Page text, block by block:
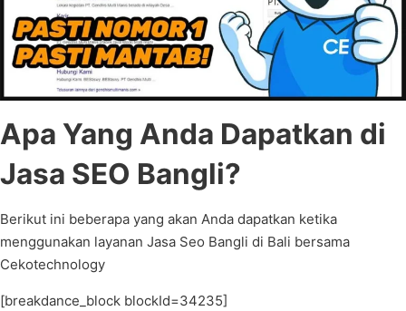
Apa Yang Anda Dapatkan di
Jasa SEO Bangli?
Berikut ini beberapa yang akan Anda dapatkan ketika
menggunakan layanan Jasa Seo Bangli di Bali bersama
Cekotechnology
[breakdance_block blockId=34235]